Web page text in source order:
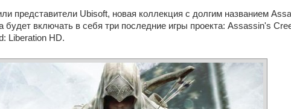
представители Ubisoft, новая коллекция с долгим названием
будет включать в себя три последние игры проекта: Assassin's
Liberation HD.